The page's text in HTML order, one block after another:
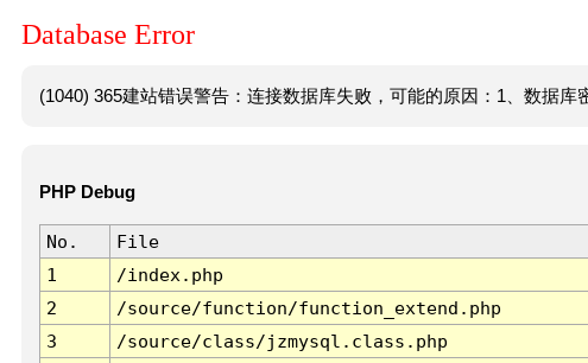
Database Error
(1040) 365建站错误警告：连接数据库失败，可能的原因：1、数据库
PHP Debug
No. File
1
/index.php
2
/source/function/function_extend.php
3
/source/class/jzmysql.class.php